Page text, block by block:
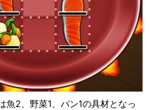
魚2、野菜1、パン1の具材となっ